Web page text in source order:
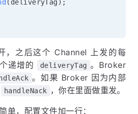
( deliveryTag) ;
，之后这个 Channel 上发的每
递增的
deliveryTag 。Broker
。如果 Broker 因为内部
handleNack ，你在里面做重发。
，配置文件加一行：